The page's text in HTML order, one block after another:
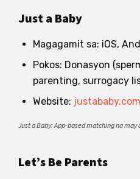
Just a Baby
Magagamit sa: iOS,
Pokos: Donasyon
parenting, surrogacy
Website: justababy.com
Just a Baby: App-based matching na
Let’s Be Parents